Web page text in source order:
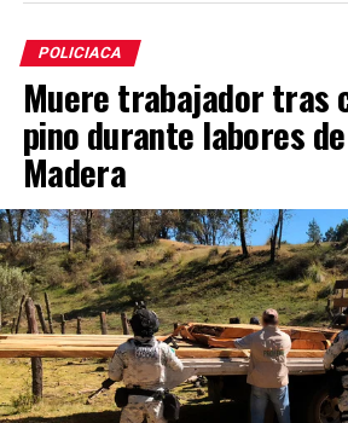
POLICIACA
Muere trabajador tras
pino durante labores
Madera